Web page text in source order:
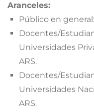
Aranceles:
Público en
Docentes/
Universidades
ARS.
Docentes/
Universidades
ARS.